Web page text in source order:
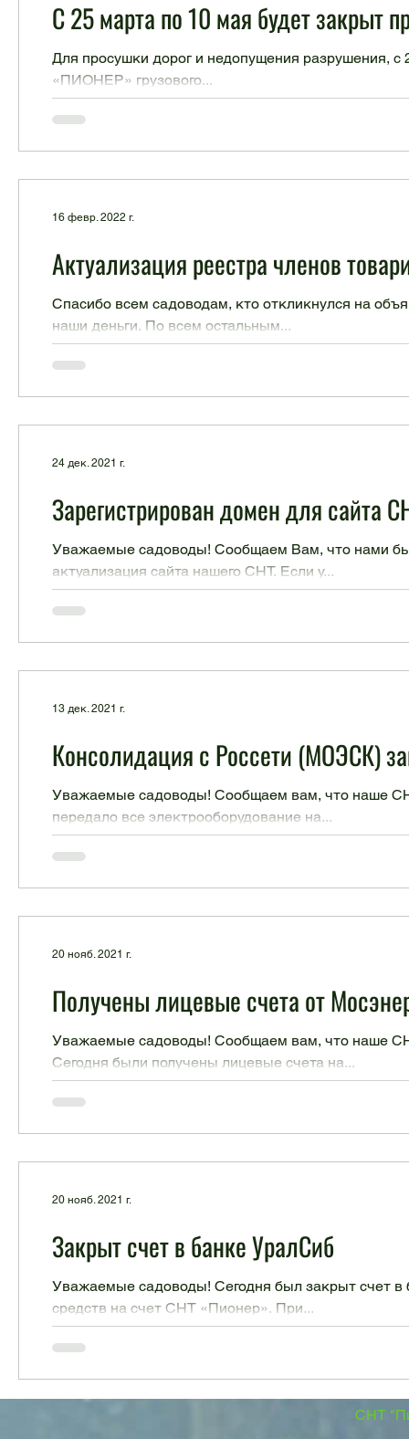
С 25 марта по 10 мая будет закрыт
Для просушки дорог и недопущения разрушения,
«ПИОНЕР» грузового...
Актуализация реестра членов
Спасибо всем садоводам, кто откликнулся на
наши деньги. По всем остальным...
16 февр. 2022 г.
Зарегистрирован домен для сайта
Уважаемые садоводы! Сообщаем Вам, что нами
актуализация сайта нашего СНТ. Если у...
24 дек. 2021 г.
Консолидация с Россети (МОЭСК)
Уважаемые садоводы! Сообщаем вам, что наше
передало все электрооборудование на...
13 дек. 2021 г.
Получены лицевые счета от
Уважаемые садоводы! Сообщаем вам, что наше
Сегодня были получены лицевые счета на...
20 нояб. 2021 г.
Закрыт счет в банке УралСиб
Уважаемые садоводы! Сегодня был закрыт счет
средств на счет СНТ «Пионер». При...
20 нояб. 2021 г.
СНТ